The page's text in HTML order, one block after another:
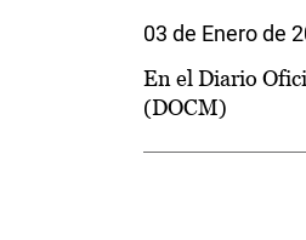
03 de Enero de
En el Diario
(DOCM)